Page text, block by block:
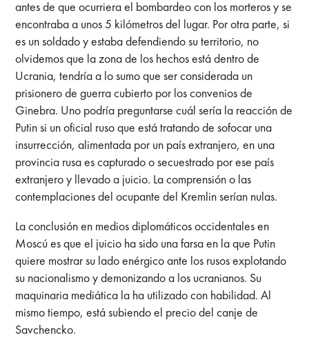
antes de que ocurriera el bombardeo con los morteros y se
encontraba a unos 5 kilómetros del lugar. Por otra parte, si
es un soldado y estaba defendiendo su territorio, no
olvidemos que la zona de los hechos está dentro de
Ucrania, tendría a lo sumo que ser considerada un
prisionero de guerra cubierto por los convenios de
Ginebra. Uno podría preguntarse cuál sería la reacción de
Putin si un oficial ruso que está tratando de sofocar una
insurrección, alimentada por un país extranjero, en una
provincia rusa es capturado o secuestrado por ese país
extranjero y llevado a juicio. La comprensión o las
contemplaciones del ocupante del Kremlin serían nulas.
La conclusión en medios diplomáticos occidentales en
Moscú es que el juicio ha sido una farsa en la que Putin
quiere mostrar su lado enérgico ante los rusos explotando
su nacionalismo y demonizando a los ucranianos. Su
maquinaria mediática la ha utilizado con habilidad. Al
mismo tiempo, está subiendo el precio del canje de
Savchencko.